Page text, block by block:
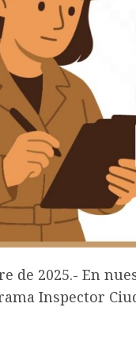
de 2025.- En
Inspector